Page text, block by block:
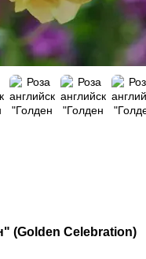
(Golden Celebration)